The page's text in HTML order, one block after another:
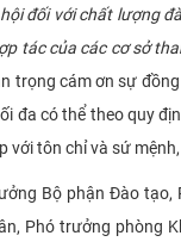
đối với chất
tác của các cơ sở
trọng cám ơn sự
có thể theo quy
tôn chỉ và sứ
Bộ phận Đào
Phó trưởng phòng